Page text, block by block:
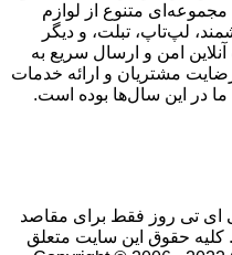
متنوع از لوازم
لپ‌تاپ، تبلت، و دیگر
امن و ارسال سریع به
مشتریان و ارائه خدمات
در این سال‌ها بوده است.
ای تی روز فقط برای مقاصد
کلیه حقوق این سایت متعلق